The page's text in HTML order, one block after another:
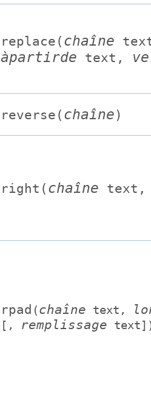
replace( chaîne
àpartirde text ,
reverse( chaîne)
right( chaîne text
rpad (chaîne text ,
[ , remplissage text